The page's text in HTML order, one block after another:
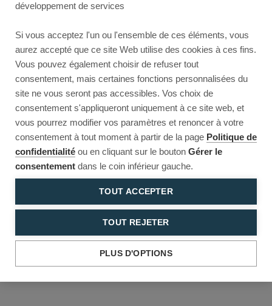
développement de services
Si vous acceptez l'un ou l'ensemble de ces éléments, vous
aurez accepté que ce site Web utilise des cookies à ces fins.
Vous pouvez également choisir de refuser tout
consentement, mais certaines fonctions personnalisées du
site ne vous seront pas accessibles. Vos choix de
consentement s'appliqueront uniquement à ce site web, et
vous pourrez modifier vos paramètres et renoncer à votre
consentement à tout moment à partir de la page Politique de
confidentialité ou en cliquant sur le bouton Gérer le
consentement dans le coin inférieur gauche.
TOUT ACCEPTER
TOUT REJETER
PLUS D'OPTIONS
Reload to try again, or go back.
Reload Back